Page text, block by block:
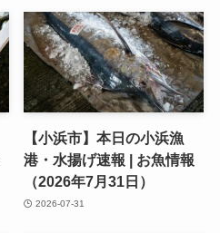
【小浜市】本日の小浜漁
港・水揚げ速報 | お魚情報
（2026年7月31日）
2026-07-31